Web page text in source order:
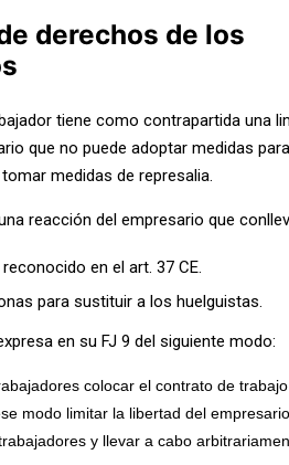
derechos de los
tiene como contrapartida una
que no puede adoptar medidas
medidas de represalia.
reacción del empresario que
en el art. 37 CE.
para sustituir a los huelguistas.
en su FJ 9 del siguiente modo:
colocar el contrato de
modo limitar la libertad del
y llevar a cabo